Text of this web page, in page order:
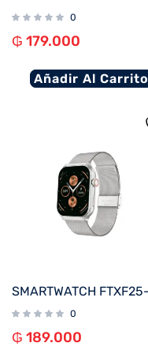
0
₲ 179.000
Añadir Al Carrito
0
₲ 189.000